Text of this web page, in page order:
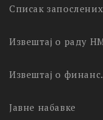
Списак
Извештај о раду
Извештај о
Јавне набавке